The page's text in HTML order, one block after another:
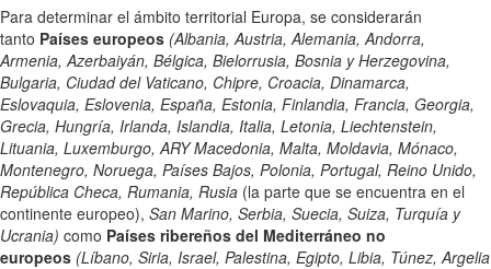
Para determinar el ámbito territorial Europa, se considerarán
tanto Países europeos (Albania, Austria, Alemania, Andorra,
Armenia, Azerbaiyán, Bélgica, Bielorrusia, Bosnia y Herzegovina,
Bulgaria, Ciudad del Vaticano, Chipre, Croacia, Dinamarca,
Eslovaquia, Eslovenia, España, Estonia, Finlandia, Francia, Georgia,
Grecia, Hungría, Irlanda, Islandia, Italia, Letonia, Liechtenstein,
Lituania, Luxemburgo, ARY Macedonia, Malta, Moldavia, Mónaco,
Montenegro, Noruega, Países Bajos, Polonia, Portugal, Reino Unido,
República Checa, Rumania, Rusia (la parte que se encuentra en el
continente europeo), San Marino, Serbia, Suecia, Suiza, Turquía y
Ucrania) como Países ribereños del Mediterráneo no
europeos (Líbano, Siria, Israel, Palestina, Egipto, Libia, Túnez, Argelia